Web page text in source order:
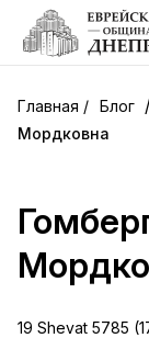
Блог
Мордковна
19 Shevat 5785